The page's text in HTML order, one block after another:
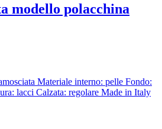
modello polacchina
Materiale interno: pelle Fondo:
lacci Calzata: regolare Made in Italy